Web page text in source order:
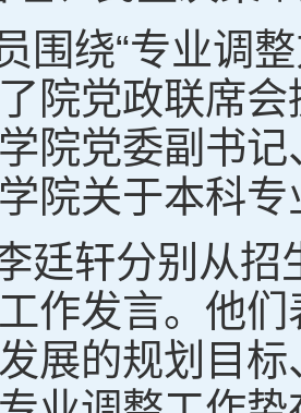
围绕“专业调
院党政联席
院党委副书
院关于本科
廷轩分别从招
作发言。他们
展的规划目